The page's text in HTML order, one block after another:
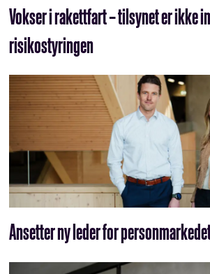
Vokser i rakettfart – tilsynet er ikke
risikostyringen
Ansetter ny leder for